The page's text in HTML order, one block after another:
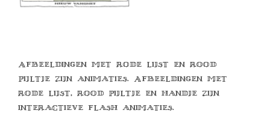
Afbeeldingen met rode lijst en rood
pijltje zijn animaties. Afbeeldingen met
rode lijst, rood pijltje en handje zijn
interactieve flash animaties.